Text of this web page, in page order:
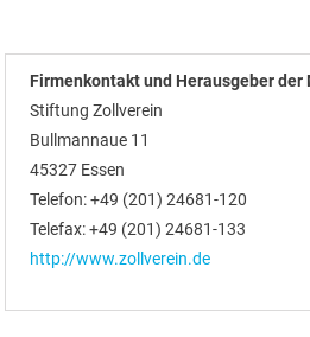
Firmenkontakt und Herausgeber der
Stiftung Zollverein
Bullmannaue 11
45327 Essen
Telefon: +49 (201) 24681-120
Telefax: +49 (201) 24681-133
http://www.zollverein.de